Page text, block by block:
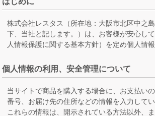
株式会社レスタス（所在地：大阪市北区中
下、当社と記します。）は、お客様が安心し
人情報保護に関する基本方針）を定め個人情
個人情報の利用、安全管理について
当サイトで商品を購入する場合に、お支払い
番号、お届け先の住所などの情報を入力してい
これらの情報は、開示されている方法以外、